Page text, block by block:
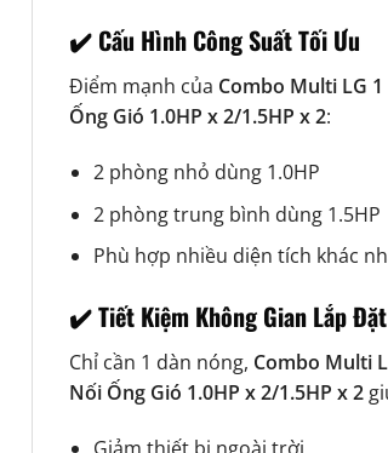
✔️ Cấu Hình Công Suất Tối Ưu
Điểm mạnh của Combo Multi LG
Ống Gió 1.0HP x 2/1.5HP x 2:
2 phòng nhỏ dùng 1.0HP
2 phòng trung bình dùng 1.5HP
Phù hợp nhiều diện tích khác
✔️ Tiết Kiệm Không Gian Lắp Đặt
Chỉ cần 1 dàn nóng, Combo Multi
Nối Ống Gió 1.0HP x 2/1.5HP x 2